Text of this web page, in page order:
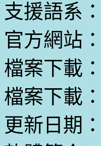
支援語系
官方網站：
檔案下載：
檔案下載：
更新日期